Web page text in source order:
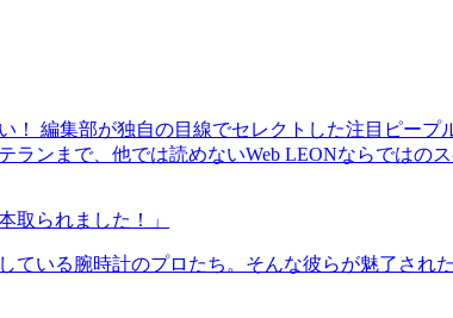
！ 編集部が独自の目線でセレクトした注目ピー
ランまで、他では読めないWeb LEONならではの
取られました！」
ている腕時計のプロたち。そんな彼らが魅了され